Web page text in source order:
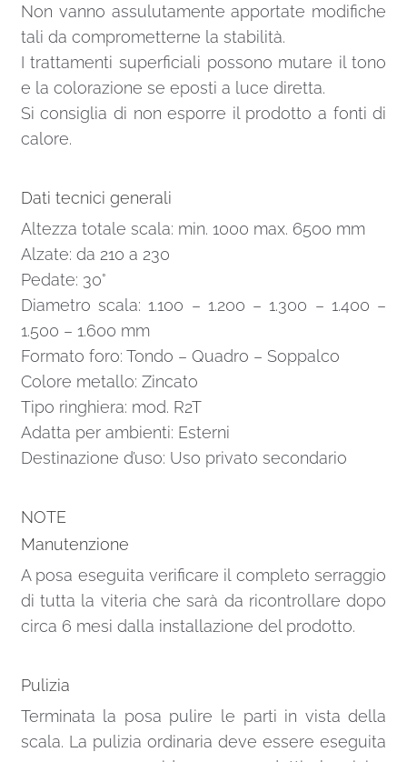
Non vanno assulutamente apportate modifiche
tali da comprometterne la stabilità.
I trattamenti superficiali possono mutare il tono
e la colorazione se eposti a luce diretta.
Si consiglia di non esporre il prodotto a fonti di
calore.
Dati tecnici generali
Altezza totale scala: min. 1000 max. 6500 mm
Alzate: da 210 a 230
Pedate: 30°
Diametro scala: 1.100 – 1.200 – 1.300 – 1.400 –
1.500 – 1.600 mm
Formato foro: Tondo – Quadro – Soppalco
Colore metallo: Zincato
Tipo ringhiera: mod. R2T
Adatta per ambienti: Esterni
Destinazione d’uso: Uso privato secondario
NOTE
Manutenzione
A posa eseguita verificare il completo serraggio
di tutta la viteria che sarà da ricontrollare dopo
circa 6 mesi dalla installazione del prodotto.
Pulizia
Terminata la posa pulire le parti in vista della
scala. La pulizia ordinaria deve essere eseguita